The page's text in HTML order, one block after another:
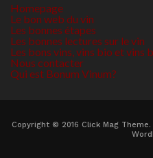
Homepage
Le bon web du vin
Les bonnes étapes
Les bonnes lectures sur le vin
Les bons vins, vins bio et vins
Nous contacter
Qui est Bonum Vinum?
Copyright © 2016 Click Mag